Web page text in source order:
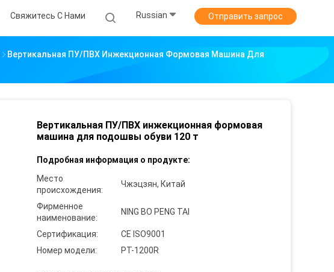
Свяжитесь С Нами Russian Отправить запрос
Вертикальная ПУ/ПВХ Инжекционная Формовая Машина Для
Вертикальная ПУ/ПВХ инжекционная формовая
машина для подошвы обуви 120 т
Подробная информация о продукте:
Место
происхождения:
Чжэцзян, Китай
Фирменное
наименование:
NING BO PENG TAI
Сертификация:
CE ISO9001
Номер модели:
PT-1200R